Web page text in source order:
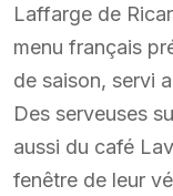
Laffarge de
menu français
de saison, servi
Des serveuses
aussi du café
fenêtre de leur